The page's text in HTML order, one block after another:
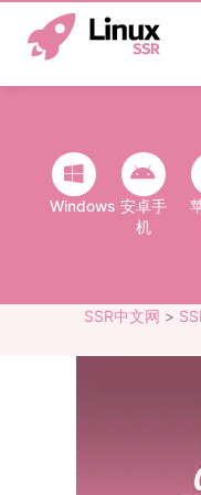
容
Windows 安卓手
机
SSR中文网 >